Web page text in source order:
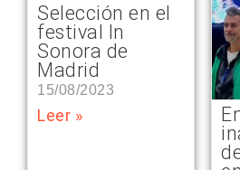
Selección en el
festival In
Sonora de
Madrid
15/08/2023
Leer »